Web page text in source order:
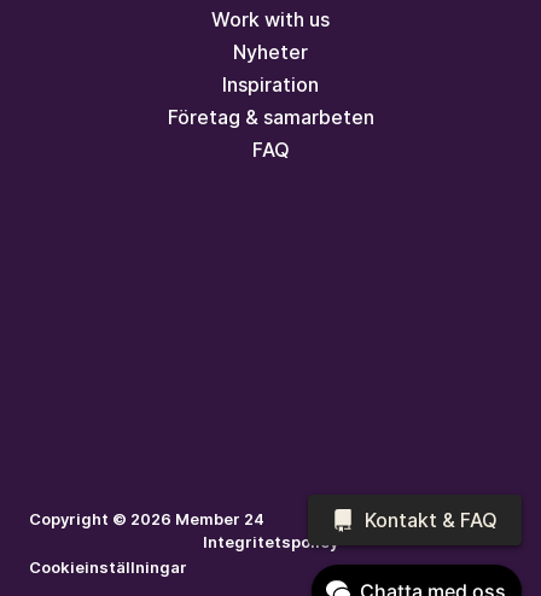
Work with us
Nyheter
Inspiration
Företag & samarbeten
FAQ
Copyright © 2026 Member 24
Integritetspolicy
Cookieinställningar
Chatta med oss
Kontakt & FAQ